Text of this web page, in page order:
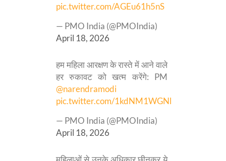
pic.twitter.com/AGEu61h5nS
— PMO India (@PMOIndia)
April 18, 2026
हम महिला आरक्षण के रास्ते में आने वाले
हर रुकावट को खत्म करेंगे: PM
@narendramodi
pic.twitter.com/1kdNM1WGNl
— PMO India (@PMOIndia)
April 18, 2026